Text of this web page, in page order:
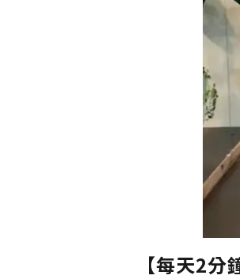
【每天2